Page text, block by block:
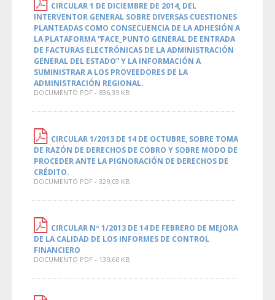
CIRCULAR 1 DE DICIEMBRE DE 2014, DEL
INTERVENTOR GENERAL SOBRE DIVERSAS CUESTIONES
PLANTEADAS COMO CONSECUENCIA DE LA ADHESIÓN A
LA PLATAFORMA “FACE_PUNTO GENERAL DE ENTRADA
DE FACTURAS ELECTRÓNICAS DE LA ADMINISTRACIÓN
GENERAL DEL ESTADO” Y LA INFORMACIÓN A
SUMINISTRAR A LOS PROVEEDORES DE LA
ADMINISTRACIÓN REGIONAL.
DOCUMENTO PDF - 836,39 KB
CIRCULAR 1/2013 DE 14 DE OCTUBRE, SOBRE TOMA
DE RAZÓN DE DERECHOS DE COBRO Y SOBRE MODO DE
PROCEDER ANTE LA PIGNORACIÓN DE DERECHOS DE
CRÉDITO.
DOCUMENTO PDF - 329,03 KB
CIRCULAR Nº 1/2013 DE 14 DE FEBRERO DE MEJORA
DE LA CALIDAD DE LOS INFORMES DE CONTROL
FINANCIERO
DOCUMENTO PDF - 130,60 KB